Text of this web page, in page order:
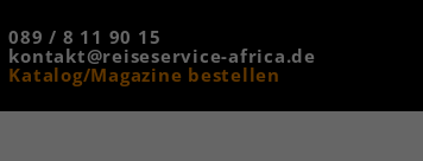
089 / 8 11 90 15
kontakt@reiseservice-africa.de
Katalog/Magazine bestellen